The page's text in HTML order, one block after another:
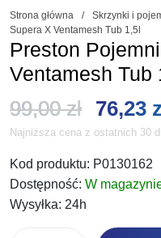
Strona główna / Skrzynki i
Supera X Ventamesh Tub 1,5l
Preston
Ventamesh Tub
99,00zł
cena
76,23
Najniższa cena z ostatnich 30
Kod produktu: P0130162
Dostępność: W
Wysyłka: 24h